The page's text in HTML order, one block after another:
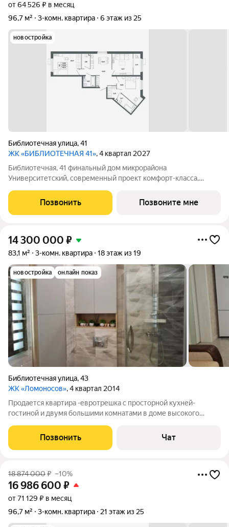
от 64 526 ₽ в месяц
96,7 м²
3-комн. квартира 6 этаж из 25
новостройка
Библиотечная улица,41
ЖК «БИБЛИОТЕЧНАЯ 41», 4 квартал 2027
Библиотечная, 41 финальный дом микрорайона
Университетский, современный проект комфорт-класса,
«Первостроитель». Дом органично вписался в микрорайон,
став его естественным продолжением и унаследовав все
Позвонить Позвоните мне
14 300 000 ₽
83,1 м² 3-комн. квартира 18 этаж из 19
новостройка онлайн показ
Библиотечная улица,43
ЖК «Ломоносов», 4 квартал 2014
Продается квартира -евротрешка с просторной кухней-
гостиной и двумя большими комнатами в доме высокого
Университетский с развитой инфраструктурой, что наделяет
его рядом преимуществ: в радиусе
Позвонить Чат
18 874 000₽ –10%
16 986 600 ₽
от 71 129 ₽ в месяц
96,7 м²
3-комн. квартира 21 этаж из 25